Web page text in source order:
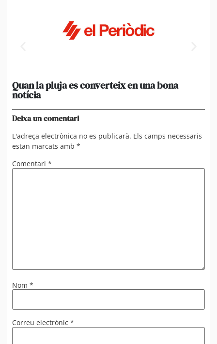
Quan la pluja es converteix en una bona
notícia
Deixa un comentari
L'adreça electrònica no es publicarà. Els camps necessaris
estan marcats amb *
Comentari *
Nom *
Correu electrònic *